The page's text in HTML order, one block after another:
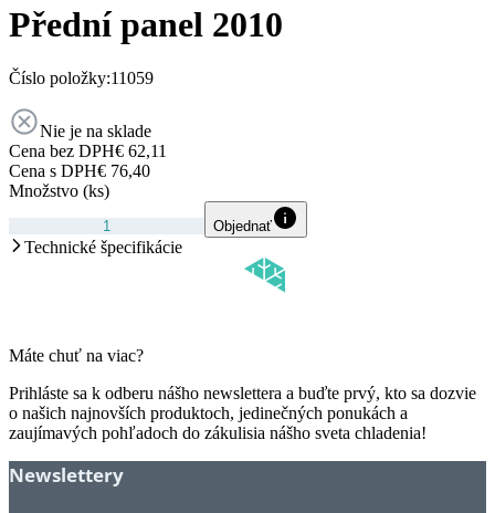
Přední panel 2010
Číslo položky:11059
Nie je na sklade
Cena bez DPH€ 62,11
Cena s DPH€ 76,40
Množstvo (ks)
Objednať
Technické špecifikácie
Máte chuť na viac?
Prihláste sa k odberu nášho newslettera a buďte prvý, kto sa dozvie
o našich najnovších produktoch, jedinečných ponukách a
zaujímavých pohľadoch do zákulisia nášho sveta chladenia!
Newslettery